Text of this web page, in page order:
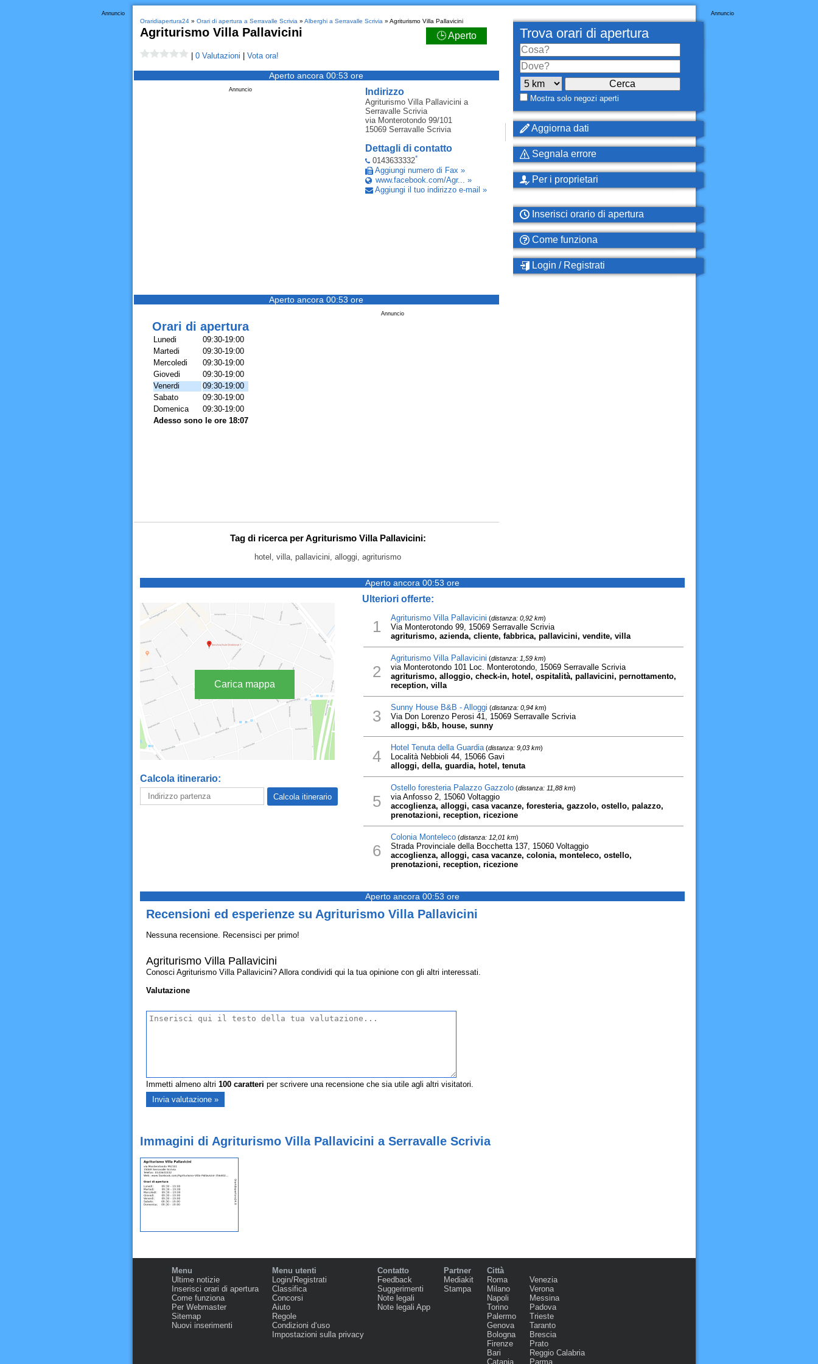
Annuncio
Oraridiapertura24» Orari di apertura a Serravalle Scrivia » Alberghi a Serravalle Scrivia » Agriturismo Villa Pallavicini
Agriturismo Villa Pallavicini 🕒 Aperto
0 Valutazioni Vota ora!
Aperto ancora 00:53 ore
Indirizzo
Agriturismo Villa Pallavicini a
Serravalle Scrivia
via Monterotondo 99/101
15069 Serravalle Scrivia
Dettagli di contatto
0143633332*
Aggiungi numero di Fax »
www.facebook.com/Agr... »
Aggiungi il tuo indirizzo e-mail »
Annuncio
Aperto ancora 00:53 ore
Annuncio
Orari di apertura
Lunedi
09:30-19:00
Martedi
09:30-19:00
Mercoledi
09:30-19:00
Giovedi
09:30-19:00
Venerdi
09:30-19:00
Sabato
09:30-19:00
Domenica
09:30-19:00
Adesso sono le ore 18:07
Tag di ricerca per Agriturismo Villa Pallavicini:
hotel, villa, pallavicini, alloggi, agriturismo
Annuncio
Trova orari di apertura
Mostra solo negozi aperti
Aggiorna dati
Segnala errore
Per i proprietari
Inserisci orario di apertura
Come funziona
Login / Registrati
Aperto ancora 00:53 ore
Carica mappa
Calcola itinerario:
Ulteriori offerte:
1 Agriturismo Villa Pallavicini (distanza: 0,92 km)
Via Monterotondo 99, 15069 Serravalle Scrivia
agriturismo, azienda, cliente, fabbrica, pallavicini, vendite, villa
2
Agriturismo Villa Pallavicini (distanza: 1,59 km)
via Monterotondo 101 Loc. Monterotondo, 15069 Serravalle Scrivia
agriturismo, alloggio, check-in, hotel, ospitalità, pallavicini, pernottamento,
reception, villa
3 Sunny House B&B - Alloggi (distanza: 0,94 km)
Via Don Lorenzo Perosi 41, 15069 Serravalle Scrivia
alloggi, b&b, house, sunny
4 Hotel Tenuta della Guardia(distanza: 9,03 km)
Località Nebbioli 44, 15066 Gavi
alloggi, della, guardia, hotel, tenuta
5
Ostello foresteria Palazzo Gazzolo(distanza: 11,88 km)
via Anfosso 2, 15060 Voltaggio
accoglienza, alloggi, casa vacanze, foresteria, gazzolo, ostello, palazzo,
prenotazioni, reception, ricezione
6
Colonia Monteleco(distanza: 12,01 km)
Strada Provinciale della Bocchetta 137, 15060 Voltaggio
accoglienza, alloggi, casa vacanze, colonia, monteleco, ostello,
prenotazioni, reception, ricezione
Aperto ancora 00:53 ore
Recensioni ed esperienze su Agriturismo Villa Pallavicini
Nessuna recensione. Recensisci per primo!
Agriturismo Villa Pallavicini
Conosci Agriturismo Villa Pallavicini? Allora condividi qui la tua opinione con gli altri interessati.
Valutazione
Immetti almeno altri 100caratteri per scrivere una recensione che sia utile agli altri visitatori.
Immagini di Agriturismo Villa Pallavicini a Serravalle Scrivia
Menu
Ultime notizie
Inserisci orari di apertura
Come funziona
Per Webmaster
Sitemap
Nuovi inserimenti
Menu utenti
Login/Registrati
Classifica
Concorsi
Aiuto
Regole
Condizioni d‘uso
Impostazioni sulla privacy
Contatto
Feedback
Suggerimenti
Note legali
Note legali App
Partner
Mediakit
Stampa
Città
Roma
Milano
Napoli
Torino
Palermo
Genova
Bologna
Firenze
Bari
Catania
Venezia
Verona
Messina
Padova
Trieste
Taranto
Brescia
Prato
Reggio Calabria
Parma